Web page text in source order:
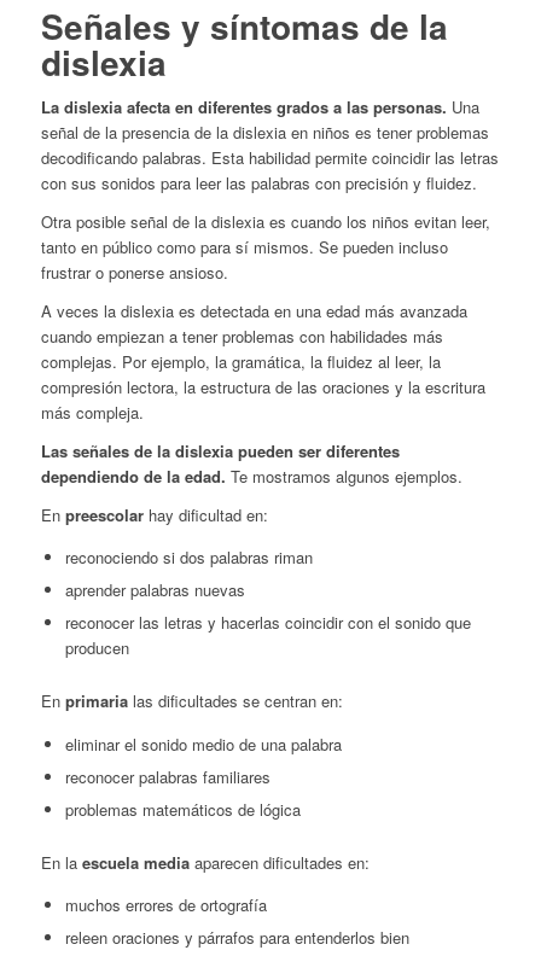
Señales y síntomas de la
dislexia
La dislexia afecta en diferentes grados a las personas. Una
señal de la presencia de la dislexia en niños es tener problemas
decodificando palabras. Esta habilidad permite coincidir las letras
con sus sonidos para leer las palabras con precisión y fluidez.
Otra posible señal de la dislexia es cuando los niños evitan leer,
tanto en público como para sí mismos. Se pueden incluso
frustrar o ponerse ansioso.
A veces la dislexia es detectada en una edad más avanzada
cuando empiezan a tener problemas con habilidades más
complejas. Por ejemplo, la gramática, la fluidez al leer, la
compresión lectora, la estructura de las oraciones y la escritura
más compleja.
Las señales de la dislexia pueden ser diferentes
dependiendo de la edad. Te mostramos algunos ejemplos.
En preescolarhay dificultad en:
reconociendo si dos palabras riman
aprender palabras nuevas
reconocer las letras y hacerlas coincidir con el sonido que
producen
En primarialas dificultades se centran en:
eliminar el sonido medio de una palabra
reconocer palabras familiares
problemas matemáticos de lógica
En la escuela mediaaparecen dificultades en:
muchos errores de ortografía
releen oraciones y párrafos para entenderlos bien